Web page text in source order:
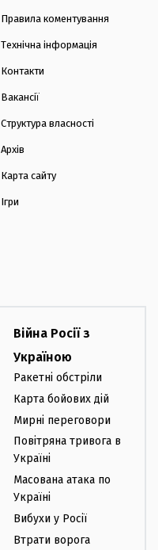
Правила коментування
Технічна інформація
Контакти
Вакансії
Структура власності
Архів
Карта сайту
Ігри
Війна Росії з
Україною
Ракетні обстріли
Карта бойових дій
Мирні переговори
Повітряна тривога в
Україні
Масована атака по
Україні
Вибухи у Росії
Втрати ворога